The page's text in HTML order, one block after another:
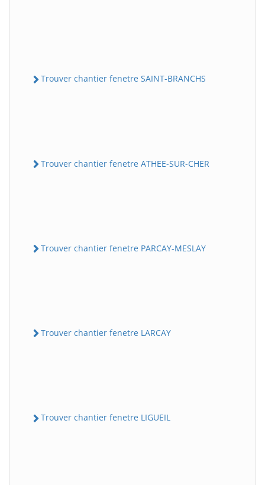
Trouver chantier fenetre SAINT-BRANCHS
Trouver chantier fenetre ATHEE-SUR-CHER
Trouver chantier fenetre PARCAY-MESLAY
Trouver chantier fenetre LARCAY
Trouver chantier fenetre LIGUEIL